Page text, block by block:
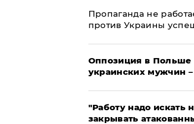
​Пропаганда не
против Украины
Оппозиция в Польше
украинских мужчин –
"Работу надо искать
закрывать